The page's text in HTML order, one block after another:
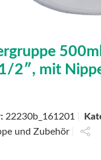
2″, mit
22230b_161201
und Zubehör